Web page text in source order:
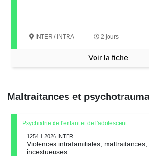
INTER / INTRA 2 jours
Voir la fiche
Maltraitances et
Psychiatrie de l'enfant et de l'adolescent
1254 1 2026 INTER
Violences intrafamiliales,
incestueuses